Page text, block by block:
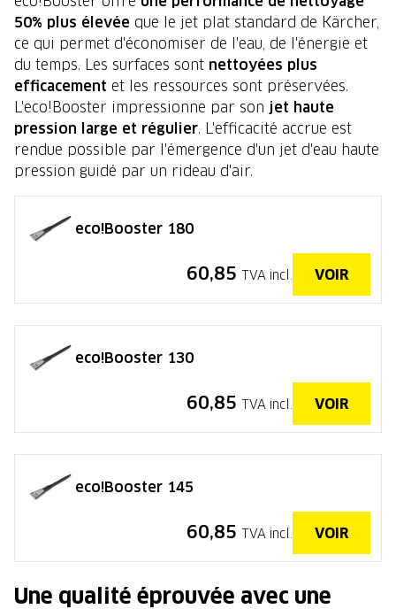
50% plus élevée que le jet plat standard de Kärcher,
ce qui permet d'économiser de l'eau, de l'énergie et
du temps. Les surfaces sont nettoyées plus
efficacement et les ressources sont préservées.
L'eco!Booster impressionne par son jet haute
pression large et régulier. L'efficacité accrue est
rendue possible par l'émergence d'un jet d'eau haute
pression guidé par un rideau d'air.
eco!Booster 180
60,85 TVA incl. VOIR
eco!Booster 130
60,85 TVA incl. VOIR
eco!Booster 145
60,85 TVA incl. VOIR
Une qualité éprouvée avec une